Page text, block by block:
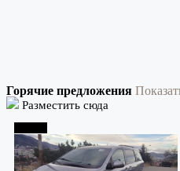
Горячие предложения
Разместить сюда